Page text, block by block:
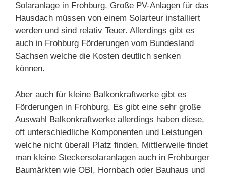
Solaranlage in Frohburg. Große PV-Anlagen für das
Hausdach müssen von einem Solarteur installiert
werden und sind relativ Teuer. Allerdings gibt es
auch in Frohburg Förderungen vom Bundesland
Sachsen welche die Kosten deutlich senken
können.
Aber auch für kleine Balkonkraftwerke gibt es
Förderungen in Frohburg. Es gibt eine sehr große
Auswahl Balkonkraftwerke allerdings haben diese,
oft unterschiedliche Komponenten und Leistungen
welche nicht überall Platz finden. Mittlerweile findet
man kleine Steckersolaranlagen auch in Frohburger
Baumärkten wie OBI, Hornbach oder Bauhaus und